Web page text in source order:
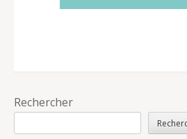
Rechercher